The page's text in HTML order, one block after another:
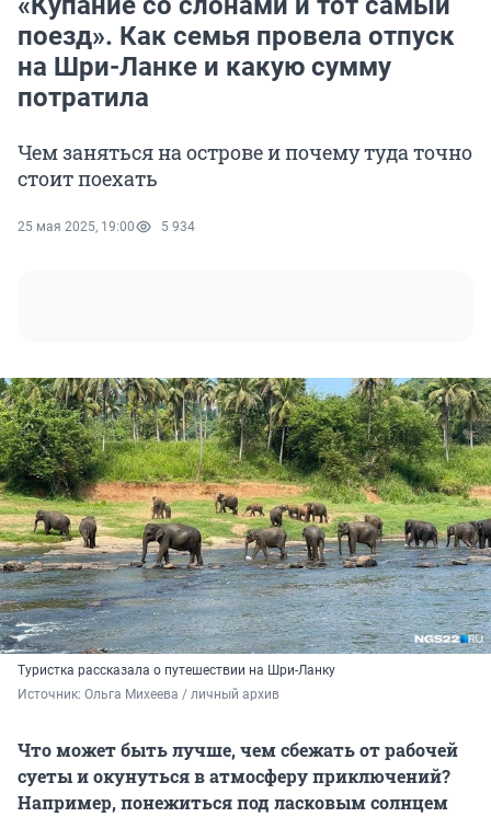
поезд». Как семья провела отпуск
на Шри-Ланке и какую сумму
потратила
Чем заняться на острове и почему туда точно
стоит поехать
25 мая 2025, 19:00 5 934
Туристка рассказала о путешествии на Шри-Ланку
Источник: Ольга Михеева / личный архив
Что может быть лучше, чем сбежать от рабочей
суеты и окунуться в атмосферу приключений?
Например, понежиться под ласковым солнцем